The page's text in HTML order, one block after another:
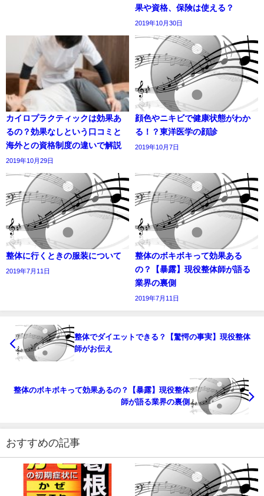
果や資格、保険は使える？
2019年10月30日
カイロプラクティックは効果あ
るの？効果なしという口コミと
海外との資格制度の違いで解説
2019年10月29日
顔色やニキビで健康状態がわか
る！？東洋医学の顔診
2019年10月7日
整体に行くときの服装について
2019年7月11日
整体のボキボキって効果ある
の？【暴露】現役整体師が語る
業界の裏側
2019年7月11日
整体でダイエットできる？【驚愕の事実】現役整体
師がお伝え
整体のボキボキって効果あるの？【暴露】現役整体
師が語る業界の裏側
おすすめの記事